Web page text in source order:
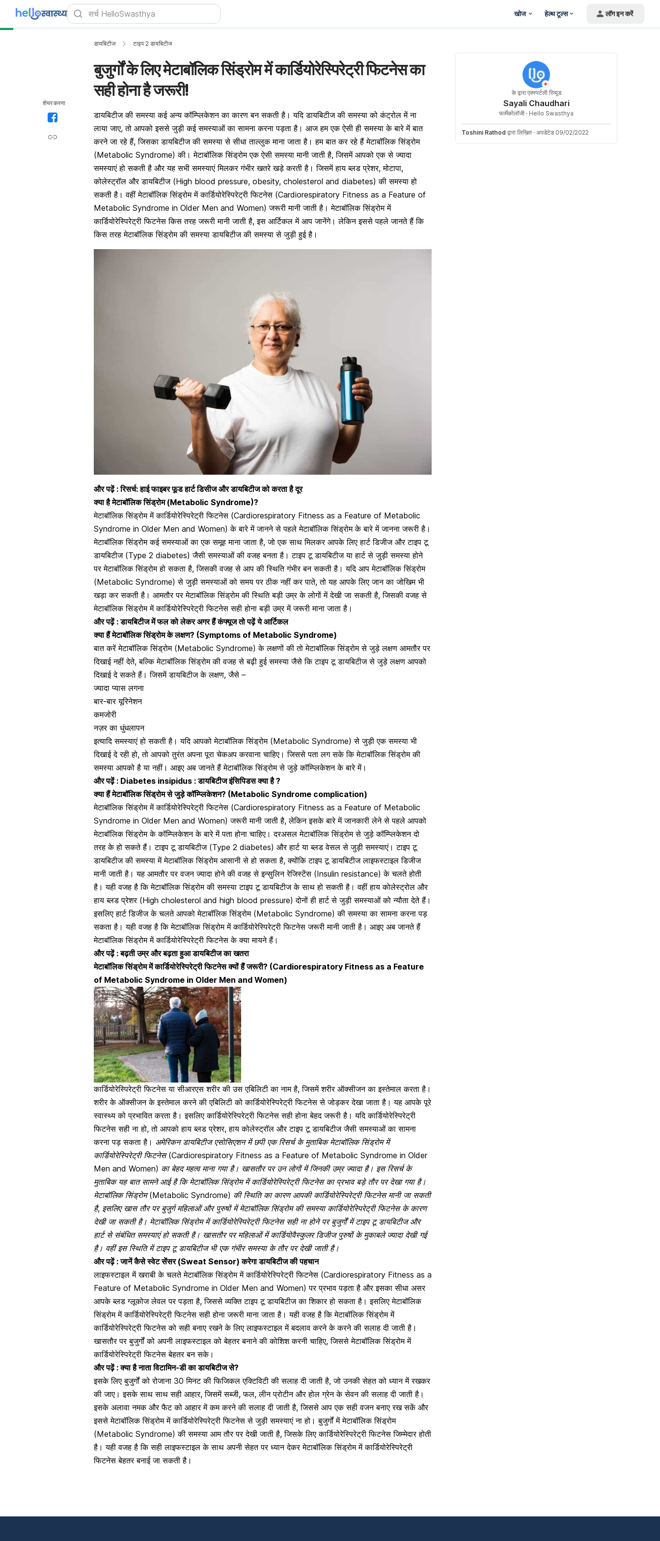
खोज हेल्थ टूल्स लॉग इन करें
शेयर करना
डायबिटीज टाइप 2 डायबिटीज
बुजुर्गों के लिए मेटाबॉलिक सिंड्रोम में कार्डियोरेस्पिरेट्री फिटनेस का
सही होना है जरूरी!
डायबिटीज की समस्या कई अन्य कॉम्प्लिकेशन का कारण बन सकती है। यदि डायबिटीज की समस्या को कंट्रोल में ना
लाया जाए, तो आपको इससे जुड़ी कई समस्याओं का सामना करना पड़ता है। आज हम एक ऐसी ही समस्या के बारे में बात
करने जा रहे हैं, जिसका डायबिटीज की समस्या से सीधा ताल्लुक माना जाता है। हम बात कर रहे हैं मेटाबॉलिक सिंड्रोम
(Metabolic Syndrome)की। मेटाबॉलिक सिंड्रोम एक ऐसी समस्या मानी जाती है, जिसमें आपको एक से ज्यादा
समस्याएं हो सकती है और यह सभी समस्याएं मिलकर गंभीर खतरे खड़े करती है। जिसमें हाय ब्लड प्रेशर, मोटापा,
कोलेस्ट्रॉल और डायबिटीज (High blood pressure, obesity, cholesterol and diabetes) की समस्या हो
सकती है। वहीं मेटाबॉलिक सिंड्रोम में कार्डियोरेस्पिरेट्री फिटनेस (Cardiorespiratory Fitness as a Feature of
Metabolic Syndrome in Older Men and Women)जरूरी मानी जाती है। मेटाबॉलिक सिंड्रोम में
कार्डियोरेस्पिरेट्री फिटनेस किस तरह जरूरी मानी जाती है, इस आर्टिकल में आप जानेंगे। लेकिन इससे पहले जानते हैं कि
किस तरह मेटाबॉलिक सिंड्रोम की समस्या डायबिटीज की समस्या से जुड़ी हुई है।
और पढ़ें : रिसर्च: हाई फाइबर फूड हार्ट डिसीज और डायबिटीज को करता है दूर
क्या है मेटाबॉलिक सिंड्रोम(Metabolic Syndrome)?
मेटाबॉलिक सिंड्रोम में कार्डियोरेस्पिरेट्री फिटनेस (Cardiorespiratory Fitness as a Feature of Metabolic
Syndrome in Older Men and Women)के बारे में जानने से पहले मेटाबॉलिक सिंड्रोम के बारे में जानना जरूरी है।
मेटाबॉलिक सिंड्रोम कई समस्याओं का एक समूह माना जाता है, जो एक साथ मिलकर आपके लिए हार्ट डिजीज और टाइप टू
डायबिटीज (Type 2 diabetes) जैसी समस्याओं की वजह बनता है। टाइप टू डायबिटीज या हार्ट से जुड़ी समस्या होने
पर मेटाबॉलिक सिंड्रोम हो सकता है, जिसकी वजह से आप की स्थिति गंभीर बन सकती है। यदि आप मेटाबॉलिक सिंड्रोम
(Metabolic Syndrome) से जुड़ी समस्याओं को समय पर ठीक नहीं कर पाते, तो यह आपके लिए जान का जोखिम भी
खड़ा कर सकती है। आमतौर पर मेटाबॉलिक सिंड्रोम की स्थिति बड़ी उम्र के लोगों में देखी जा सकती है, जिसकी वजह से
मेटाबॉलिक सिंड्रोम में कार्डियोरेस्पिरेट्री फिटनेस सही होना बड़ी उम्र में जरूरी माना जाता है।
और पढ़ें : डायबिटीज में फल को लेकर अगर हैं कंफ्यूज तो पढ़ें ये आर्टिकल
क्या हैं मेटाबॉलिक सिंड्रोम के लक्षण? (Symptoms of Metabolic Syndrome)
बात करें मेटाबॉलिक सिंड्रोम (Metabolic Syndrome)के लक्षणों की तो मेटाबॉलिक सिंड्रोम से जुड़े लक्षण आमतौर पर
दिखाई नहीं देते, बल्कि मेटाबॉलिक सिंड्रोम की वजह से बढ़ी हुई समस्या जैसे कि टाइप टू डायबिटीज से जुड़े लक्षण आपको
दिखाई दे सकते हैं। जिसमें डायबिटीज के लक्षण, जैसे –
ज्यादा प्यास लगना
बार-बार यूरिनेशन
कमजोरी
नज़र का धुंधलापन
इत्यादि समस्याएं हो सकती है। यदि आपको मेटाबॉलिक सिंड्रोम (Metabolic Syndrome)से जुड़ी एक समस्या भी
दिखाई दे रही हो, तो आपको तुरंत अपना पूरा चेकअप करवाना चाहिए। जिससे पता लग सके कि मेटाबॉलिक सिंड्रोम की
समस्या आपको है या नहीं। आइए अब जानते हैं मेटाबॉलिक सिंड्रोम से जुड़े कॉम्प्लिकेशन के बारे में।
और पढ़ें : Diabetes insipidus : डायबिटीज इंसिपिडस क्या है ?
क्या हैं मेटाबॉलिक सिंड्रोम से जुड़े कॉम्प्लिकेशन? (Metabolic Syndrome complication)
मेटाबॉलिक सिंड्रोम में कार्डियोरेस्पिरेट्री फिटनेस (Cardiorespiratory Fitness as a Feature of Metabolic
Syndrome in Older Men and Women)जरूरी मानी जाती है, लेकिन इसके बारे में जानकारी लेने से पहले आपको
मेटाबॉलिक सिंड्रोम के कॉम्प्लिकेशन के बारे में पता होना चाहिए। दरअसल मेटाबॉलिक सिंड्रोम से जुड़े कॉम्प्लिकेशन दो
तरह के हो सकते हैं। टाइप टू डायबिटीज (Type 2 diabetes) और हार्ट या ब्लड वेसल से जुड़ी समस्याएं। टाइप टू
डायबिटीज की समस्या में मेटाबॉलिक सिंड्रोम आसानी से हो सकता है, क्योंकि टाइप टू डायबिटीज लाइफस्टाइल डिजीज
मानी जाती है। यह आमतौर पर वजन ज्यादा होने की वजह से इन्सुलिन रेजिस्टेंस (Insulin resistance) के चलते होती
है। यही वजह है कि मेटाबॉलिक सिंड्रोम की समस्या टाइप टू डायबिटीज के साथ हो सकती है। वहीं हाय कोलेस्ट्रोल और
हाय ब्लड प्रेशर (High cholesterol and high blood pressure) दोनों ही हार्ट से जुड़ी समस्याओं को न्यौता देते हैं।
इसलिएहार्ट डिजीजके चलते आपको मेटाबॉलिक सिंड्रोम (Metabolic Syndrome)की समस्या का सामना करना पड़
सकता है। यही वजह है कि मेटाबॉलिक सिंड्रोम में कार्डियोरेस्पिरेट्री फिटनेस जरूरी मानी जाती है। आइए अब जानते हैं
मेटाबॉलिक सिंड्रोम में कार्डियोरेस्पिरेट्री फिटनेस के क्या मायने हैं।
और पढ़ें :बढ़ती उम्र और बढ़ता हुआ डायबिटीज का खतरा
मेटाबॉलिक सिंड्रोम में कार्डियोरेस्पिरेट्री फिटनेस क्यों हैं जरूरी? (Cardiorespiratory Fitness as a Feature
of Metabolic Syndrome in Older Men and Women)
कार्डियोरेस्पिरेट्री फिटनेस या सीआरएस शरीर की उस एबिलिटी का नाम है, जिसमें शरीर ऑक्सीजन का इस्तेमाल करता है।
शरीर के ऑक्सीजन के इस्तेमाल करने की एबिलिटी को कार्डियोरेस्पिरेट्री फिटनेस से जोड़कर देखा जाता है। यह आपके पूरे
स्वास्थ्य को प्रभावित करता है। इसलिए कार्डियोरेस्पिरेट्री फिटनेस सही होना बेहद जरूरी है। यदि कार्डियोरेस्पिरेट्री
फिटनेस सही ना हो, तो आपकोहाय ब्लड प्रेशर, हाय कोलेस्ट्रॉल और टाइप टू डायबिटीज जैसी समस्याओं का सामना
करना पड़ सकता है। अमेरिकन डायबिटीज एसोसिएशन में छपी एक रिसर्च के मुताबिक मेटाबॉलिक सिंड्रोम में
कार्डियोरेस्पिरेट्री फिटनेस (Cardiorespiratory Fitness as a Feature of Metabolic Syndrome in Older
Men and Women) का बेहद महत्व माना गया है। खासतौर पर उन लोगों में जिनकी उम्र ज्यादा है। इस रिसर्च के
मुताबिक यह बात सामने आई है कि मेटाबॉलिक सिंड्रोम में कार्डियोरेस्पिरेट्री फिटनेस का प्रभाव बड़े तौर पर देखा गया है।
मेटाबॉलिक सिंड्रोम (Metabolic Syndrome) की स्थिति का कारण आपकी कार्डियोरेस्पिरेट्री फिटनेस मानी जा सकती
है, इसलिए खास तौर पर बुजुर्ग महिलाओं और पुरुषों में मेटाबॉलिक सिंड्रोम की समस्या कार्डियोरेस्पिरेट्री फिटनेस के कारण
देखी जा सकती है। मेटाबॉलिक सिंड्रोम में कार्डियोरेस्पिरेट्री फिटनेस सही ना होने पर बुजुर्गों में टाइप टू डायबिटीज और
हार्ट से संबंधित समस्याएं हो सकती है। खासतौर पर महिलाओं में कार्डियोवैस्कुलर डिजीज पुरुषों के मुकाबले ज्यादा देखी गई
है। वहीं इस स्थिति में टाइप टू डायबिटीज भी एक गंभीर समस्या के तौर पर देखी जाती है।
और पढ़ें : जानें कैसे स्वेट सेंसर (Sweat Sensor) करेगा डायबिटीज की पहचान
लाइफस्टाइल में खराबी के चलते मेटाबॉलिक सिंड्रोम में कार्डियोरेस्पिरेट्री फिटनेस (Cardiorespiratory Fitness as a
Feature of Metabolic Syndrome in Older Men and Women)पर प्रभाव पड़ता है और इसका सीधा असर
आपकेब्लड ग्लूकोज लेवल पर पड़ता है, जिससे व्यक्तिटाइप टू डायबिटीजका शिकार हो सकता है। इसलिए मेटाबॉलिक
सिंड्रोम में कार्डियोरेस्पिरेट्री फिटनेस सही होना जरूरी माना जाता है। यही वजह है कि मेटाबॉलिक सिंड्रोम में
कार्डियोरेस्पिरेट्री फिटनेस को सही बनाए रखने के लिए लाइफस्टाइल में बदलाव करने के करने की सलाह दी जाती है।
खासतौर पर बुजुर्गों को अपनी लाइफस्टाइल को बेहतर बनाने की कोशिश करनी चाहिए, जिससे मेटाबॉलिक सिंड्रोम में
कार्डियोरेस्पिरेट्री फिटनेस बेहतर बन सके।
और पढ़ें :क्या है नाता विटामिन-डी का डायबिटीज से?
इसके लिए बुजुर्गों को रोजाना 30 मिनट की फिजिकल एक्टिविटी की सलाह दी जाती है, जो उनकी सेहत को ध्यान में रखकर
की जाए। इसके साथ साथ सही आहार, जिसमें सब्जी, फल, लीन प्रोटीन औरहोल ग्रेन के सेवनकी सलाह दी जाती है।
इसके अलावा नमक और फैट को आहार में कम करने की सलाह दी जाती है, जिससे आप एक सही वजन बनाए रख सकें और
इससे मेटाबॉलिक सिंड्रोम में कार्डियोरेस्पिरेट्री फिटनेस से जुड़ी समस्याएं ना हो। बुजुर्गों में मेटाबॉलिक सिंड्रोम
(Metabolic Syndrome)की समस्या आम तौर पर देखी जाती है, जिसके लिए कार्डियोरेस्पिरेट्री फिटनेस जिम्मेदार होती
है। यही वजह है कि सही लाइफस्टाइल के साथ अपनी सेहत पर ध्यान देकर मेटाबॉलिक सिंड्रोम में कार्डियोरेस्पिरेट्री
फिटनेस बेहतर बनाई जा सकती है।
के द्वारा एक्स्पर्टली रिव्यूड
Sayali Chaudhari
फार्मेकोलॉजी · Hello Swasthya
Toshini Rathod द्वारा लिखित · अपडेटेड 09/02/2022